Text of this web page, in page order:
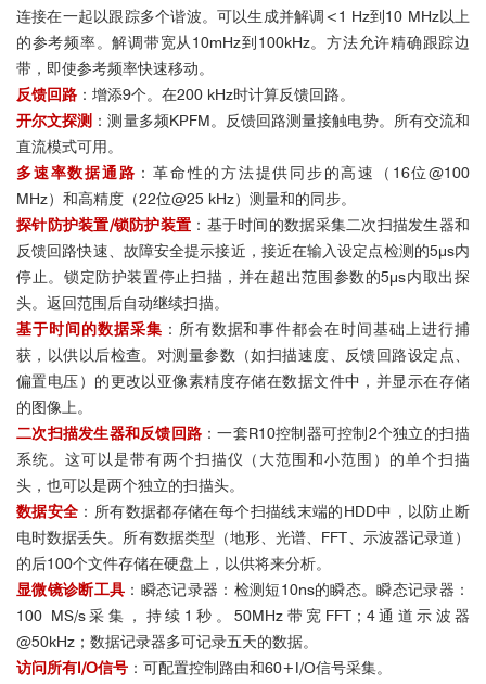
连接在一起以跟踪多个谐波。可以生成并解调<1 Hz到10 MHz以上
的参考频率。解调带宽从10mHz到100kHz。方法允许精确跟踪边
带，即使参考频率快速移动。
反馈回路 ：增添9个。在200 kHz时计算反馈回路。
开尔文探测 ：测量多频KPFM。反馈回路测量接触电势。所有交流和
直流模式可用。
多速率数据通路 ：革命性的方法提供同步的高速（16位@100
MHz）和高精度（22位@25 kHz）测量和的同步。
探针防护装置/锁防护装置 ：基于时间的数据采集二次扫描发生器和
反馈回路快速、故障安全提示接近，接近在输入设定点检测的5μs内
停止。锁定防护装置停止扫描，并在超出范围参数的5μs内取出探
头。返回范围后自动继续扫描。
基于时间的数据采集 ：所有数据和事件都会在时间基础上进行捕
获，以供以后检查。对测量参数（如扫描速度、反馈回路设定点、
偏置电压）的更改以亚像素精度存储在数据文件中，并显示在存储
的图像上。
二次扫描发生器和反馈回路 ：一套R10控制器可控制2个独立的扫描
系统。这可以是带有两个扫描仪（大范围和小范围）的单个扫描
头，也可以是两个独立的扫描头。
数据安全 ：所有数据都存储在每个扫描线末端的HDD中，以防止断
电时数据丢失。所有数据类型（地形、光谱、FFT、示波器记录道）
的后100个文件存储在硬盘上，以供将来分析。
显微镜诊断工具 ：瞬态记录器：检测短10ns的瞬态。瞬态记录器：
100 MS/s采集，持续1秒。50MHz带宽FFT；4通道示波器
@50kHz；数据记录器多可记录五天的数据。
访问所有I/O信号 ：可配置控制路由和60+I/O信号采集。